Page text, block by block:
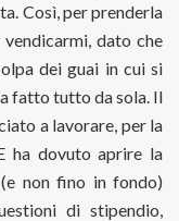
Così, per prenderla
dato che
dei guai in cui si
fatto tutto da sola. Il
a lavorare, per la
ha dovuto aprire la
non fino in fondo)
di stipendio,